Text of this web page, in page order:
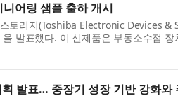
니어링 샘플 출하 개시
토리지(Toshiba Electronic Devices
발표했다. 이 신제품은 부동소수점
...
발표… 중장기 성장 기반 강화와